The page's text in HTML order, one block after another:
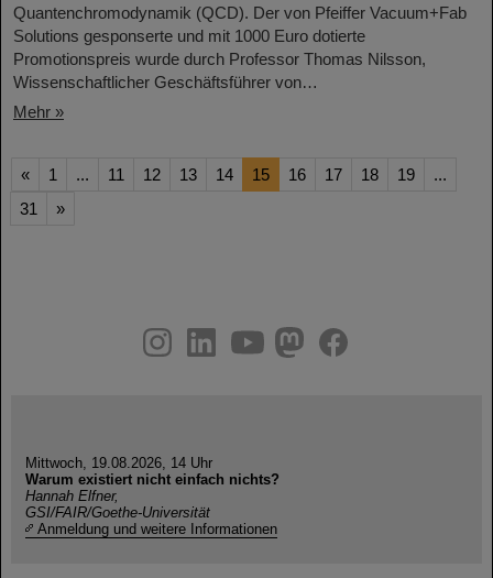
Quantenchromodynamik (QCD). Der von Pfeiffer Vacuum+Fab
Solutions gesponserte und mit 1000 Euro dotierte
Promotionspreis wurde durch Professor Thomas Nilsson,
Wissenschaftlicher Geschäftsführer von…
Mehr »
« 1 ... 11 12 13 14 15 16 17 18 19
...
31
»
youtube
helmholtz.social
facebook
Mittwoch, 19.08.2026, 14 Uhr
Warum existiert nicht einfach nichts?
Hannah Elfner,
GSI/FAIR/Goethe-Universität
Anmeldung und weitere Informationen